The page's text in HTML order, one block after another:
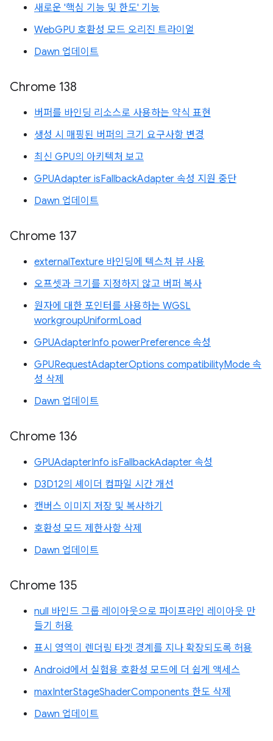
새로운 '핵심 기능 및 한도' 기능
WebGPU 호환성 모드 오리진 트라이얼
Dawn 업데이트
Chrome 138
버퍼를 바인딩 리소스로 사용하는 약식 표현
생성 시 매핑된 버퍼의 크기 요구사항 변경
최신 GPU의 아키텍처 보고
GPUAdapter isFallbackAdapter 속성 지원 중단
Dawn 업데이트
Chrome 137
externalTexture 바인딩에 텍스처 뷰 사용
오프셋과 크기를 지정하지 않고 버퍼 복사
원자에 대한 포인터를 사용하는 WGSL
workgroupUniformLoad
GPUAdapterInfo powerPreference 속성
GPURequestAdapterOptions compatibilityMode 속
성 삭제
Dawn 업데이트
Chrome 136
GPUAdapterInfo isFallbackAdapter 속성
D3D12의 셰이더 컴파일 시간 개선
캔버스 이미지 저장 및 복사하기
호환성 모드 제한사항 삭제
Dawn 업데이트
Chrome 135
null 바인드 그룹 레이아웃으로 파이프라인 레이아웃 만
들기 허용
표시 영역이 렌더링 타겟 경계를 지나 확장되도록 허용
Android에서 실험용 호환성 모드에 더 쉽게 액세스
maxInterStageShaderComponents 한도 삭제
Dawn 업데이트